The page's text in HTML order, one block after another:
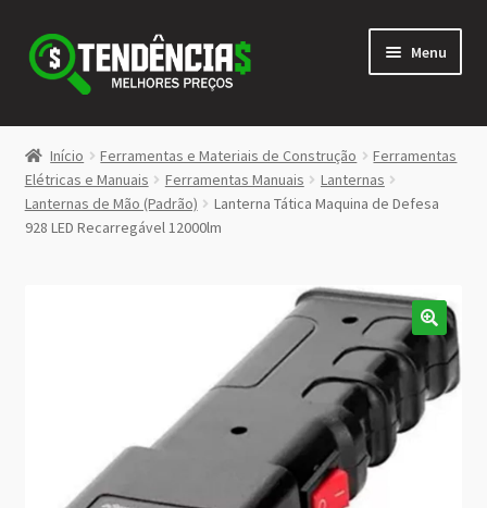
Pular
para
navegação
Pular
para
conteúdo
Menu
LOJA
<>
menu
Início Ferramentas e Materiais de Construção
Ferramentas
Elétricas e Manuais
Ferramentas Manuais
Lanternas
Lanternas de Mão (Padrão)
Lanterna Tática Maquina de Defesa
928 LED Recarregável 12000lm